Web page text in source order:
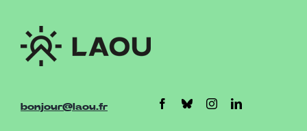
bonjour@laou.fr